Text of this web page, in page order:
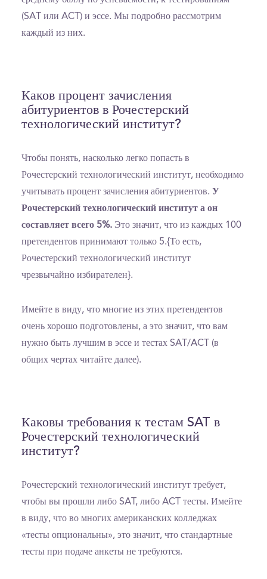
(SAT или ACT) и эссе. Мы подробно рассмотрим
каждый из них.
Каков процент зачисления
абитуриентов в Рочестерский
технологический институт?
Чтобы понять, насколько легко попасть в
Рочестерский технологический институт, необходимо
учитывать процент зачисления абитуриентов. У
Рочестерский технологический институт а он
составляет всего 5%. Это значит, что из каждых 100
претендентов принимают только 5.{То есть,
Рочестерский технологический институт
чрезвычайно избирателен}.
Имейте в виду, что многие из этих претендентов
очень хорошо подготовлены, а это значит, что вам
нужно быть лучшим в эссе и тестах SAT/ACT (в
общих чертах читайте далее).
Каковы требования к тестам SAT в
Рочестерский технологический
институт?
Рочестерский технологический институт требует,
чтобы вы прошли либо SAT, либо ACT тесты. Имейте
в виду, что во многих американских колледжах
«тесты опциональны», это значит, что стандартные
тесты при подаче анкеты не требуются.